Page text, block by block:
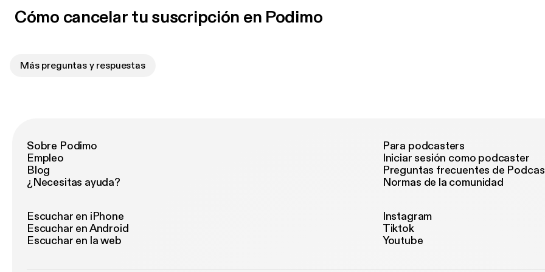
Cómo cancelar tu suscripción en Podimo
Más preguntas y respuestas
Sobre Podimo
Empleo
Blog
¿Necesitas ayuda?
Para podcasters
Iniciar sesión como podcaster
Preguntas frecuentes de
Normas de la comunidad
Escuchar en iPhone
Escuchar en Android
Escuchar en la web
Instagram
Tiktok
Youtube